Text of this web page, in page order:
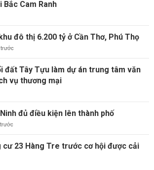
Bắc Cam Ranh
đô thị 6.200 tỷ ở Cần Thơ, Phú Thọ
đất Tây Tựu làm dự án trung tâm văn
vụ thương mại
đủ điều kiện lên thành phố
cư 23 Hàng Tre trước cơ hội được cải